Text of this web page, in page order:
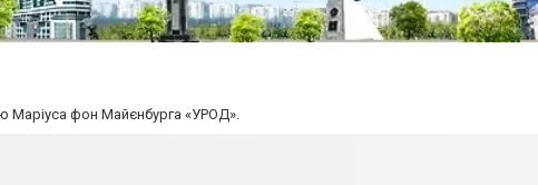
Маріуса фон Майєнбурга «УРОД».